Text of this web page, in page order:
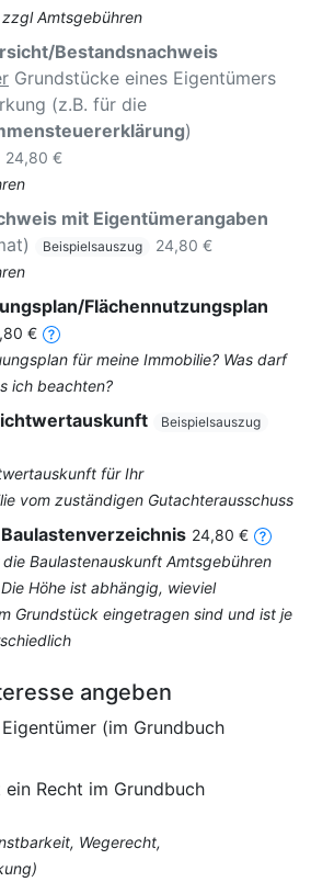
zzgl Amtsgebühren
Bestandsnachweis
Grundstücke eines Eigentümers
(z.B. für die
)
24,80 €
mit Eigentümerangaben
Beispielsauszug
24,80 €
Flächennutzungsplan
€
für meine Immobilie? Was darf
ich beachten?
Beispielsauszug
für Ihr
vom zuständigen Gutachterausschuss
Baulastenverzeichnis 24,80 €
Baulastenauskunft Amtsgebühren
Höhe ist abhängig, wieviel
Grundstück eingetragen sind und ist je
angeben
(im Grundbuch
Recht im Grundbuch
Wegerecht,